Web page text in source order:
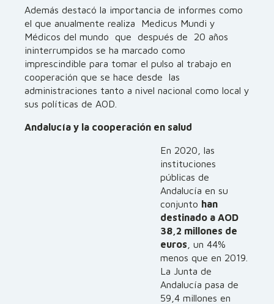
Además destacó la importancia de informes como
el que anualmente realiza Medicus Mundi y
Médicos del mundo que después de 20 años
ininterrumpidos se ha marcado como
imprescindible para tomar el pulso al trabajo en
cooperación que se hace desde las
administraciones tanto a nivel nacional como local y
sus políticas de AOD.
Andalucía y la cooperación en salud
En 2020, las
instituciones
públicas de
Andalucía en su
conjunto han
destinado a AOD
38,2 millones de
euros , un 44%
menos que en 2019.
La Junta de
Andalucía pasa de
59,4 millones en